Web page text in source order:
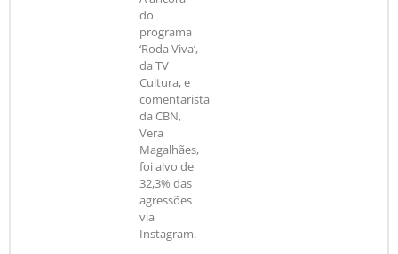
do
programa
‘Roda Viva’,
da TV
Cultura, e
comentarista
da CBN,
Vera
Magalhães,
foi alvo de
32,3% das
agressões
via
Instagram.